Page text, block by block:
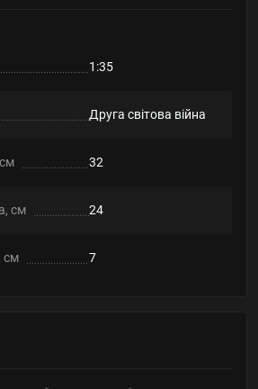
1:35
Друга світова війна
32
см 24
см 7